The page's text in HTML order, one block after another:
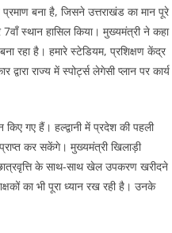
बना है, जिसने उत्तराखंड का मान पूरे
स्थान हासिल किया। मुख्यमंत्री ने कहा
रहा है। हमारे स्टेडियम, प्रशिक्षण केंद्र
राज्य में स्पोर्ट्स लेगेसी प्लान पर कार्य
गए हैं। हल्द्वानी में प्रदेश की पहली
कर सकेंगे। मुख्यमंत्री खिलाड़ी
के साथ-साथ खेल उपकरण खरीदने
का भी पूरा ध्यान रख रही है। उनके